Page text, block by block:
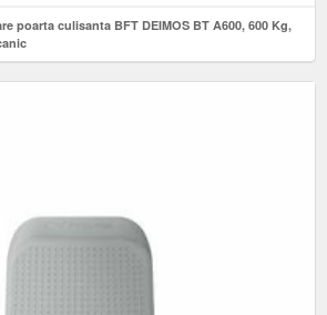
poarta culisanta BFT DEIMOS BT A600, 600 Kg,